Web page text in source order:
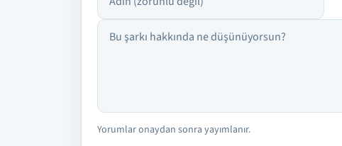
Yorumlar onaydan sonra yayımlanır.